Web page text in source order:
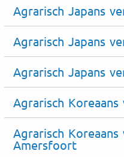
Agrarisch Japans
Agrarisch Japans
Agrarisch Japans
Agrarisch
Agrarisch
Amersfoort